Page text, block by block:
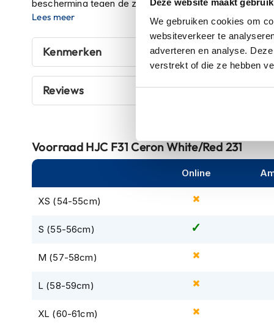
We gebruiken cookies om
websiteverkeer te
adverteren en analyse.
verstrekt of die ze hebben
Onderhoud
houder
kapstok
Heren
motorjassen
motorjassen
motorjassen
Leren
Textiele
bescherming tegen de zon.
Het "ACS" Advanced Channeling Ventilation System
naar achter, waardoor hitte en vochtigheid uit de helm
interieur met uitneembare en wasbare kroon- en
tijdens langere ritten.
De HJC F31 is gereed voor SMART HJC 11B, 21B &
waardoor je moeiteloos kunt genieten van je favoriete
rijden. Kies voor de ultieme combinatie van stijl,
Lees meer
Kenmerken
Reviews
Voorraad HJC F31 Ceron White/Red 231
Online
XS (54-55cm)
S (55-56cm)
M (57-58cm)
L (58-59cm)
XL (60-61cm)